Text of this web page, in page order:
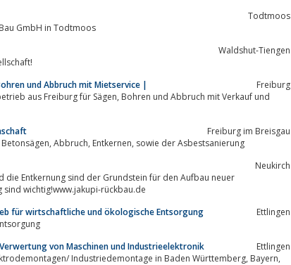
Todtmoos
GmbH in Todtmoos
Waldshut-Tiengen
und Abbruch mit Mietservice |
Freiburg
Bohren und Abbruch mit Verkauf und
Freiburg im Breisgau
Spezialisiert sind wir in den Bereichen Betonbohren, Betonsägen, Abbruch, Entkernen, sowie der Asbestsanierung
Neukirch
Entkernung sind der Grundstein für den Aufbau neuer
sind wichtig!www.jakupi-rückbau.de
für wirtschaftliche und ökologische Entsorgung
Ettlingen
von Maschinen und Industrieelektronik
Ettlingen
Industriedemontage in Baden Württemberg, Bayern,